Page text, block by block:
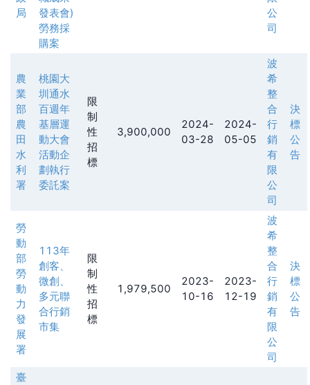
局
發表會)
勞務採
購案
公
司
農
業
部
農
田
水
利
署
桃園大
圳通水
百週年
基層運
動大會
活動企
劃執行
委託案
限
制
性
招
標
3,900,000
2024-
03-28
2024-
05-05
波
希
整
合
行
銷
有
限
公
司
決
標
公
告
勞
動
部
勞
動
力
發
展
署
113年
創客、
微創、
多元聯
合行銷
市集
限
制
性
招
標
1,979,500
2023-
10-16
2023-
12-19
波
希
整
合
行
銷
有
限
公
司
決
標
公
告
臺